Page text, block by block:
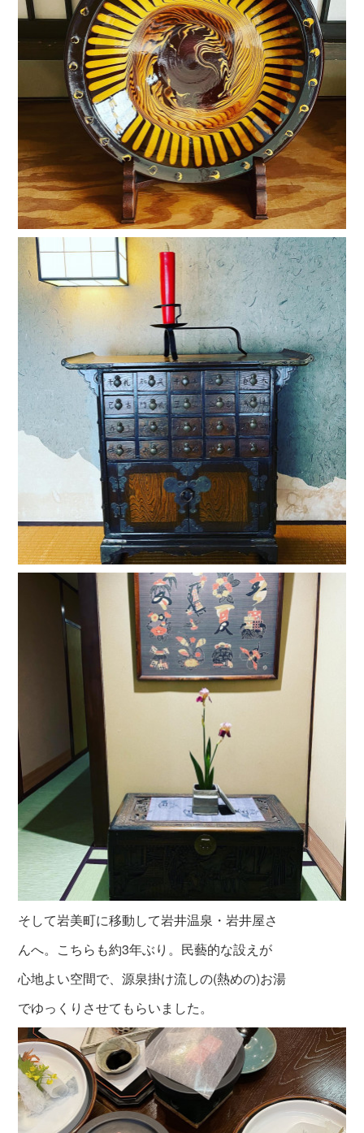
そして岩美町に移動して岩井温泉・岩井屋さ
んへ。こちらも約3年ぶり。民藝的な設えが
心地よい空間で、源泉掛け流しの(熱めの)お湯
でゆっくりさせてもらいました。